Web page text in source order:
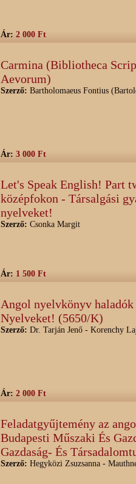
Ár: 2 000 Ft
Carmina (Bibliotheca
Aevorum)
Szerző: Bartholomaeus Fontius
Ár: 3 000 Ft
Let's Speak English! Part
középfokon - Társalgási
nyelveket!
Szerző: Csonka Margit
Ár: 1 500 Ft
Angol nyelvkönyv
Nyelveket! (5650/K)
Szerző: Dr. Tarján Jenő - Korenchy
Ár: 2 000 Ft
Feladatgyűjtemény az
Budapesti Műszaki És
Gazdaság- És
Szerző: Hegyközi Zsuzsanna -